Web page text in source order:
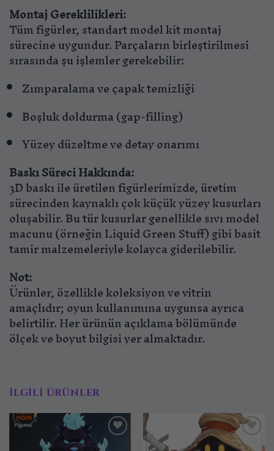
Montaj Gereklilikleri:
Tüm figürler, standart model kit montaj
sürecine uygundur. Parçaların birleştirilmesi
sırasında şu işlemler gerekebilir:
Zımparalama ve çapak temizliği
Boşluk doldurma (gap-filling)
Yüzey düzeltme ve detay onarımı
Baskı Süreci Hakkında:
3D baskı ile üretilen figürlerimizde, üretim
sürecinden kaynaklı çok küçük yüzey kusurları
oluşabilir. Bu tür kusurlar genellikle sıvı model
macunu (örneğin Liquid Green Stuff) gibi basit
tamir malzemeleriyle kolayca giderilebilir.
Not:
Ürünler, özellikle koleksiyon ve vitrin
amaçlıdır; oyun kullanımına uygunsa ayrıca
belirtilir. Her ürünün açıklama bölümünde
ölçek ve boyut bilgisi yer almaktadır.
İLGILI ÜRÜNLER